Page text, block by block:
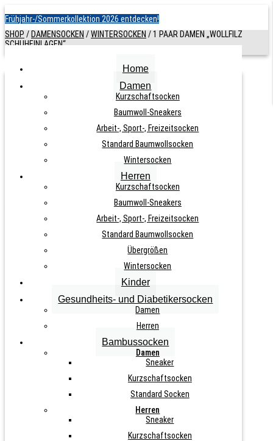
Frühjahr-/Sommerkollektion 2026 entdecken!
Home
Damen
Kurzschaftsocken
Baumwoll-Sneakers
Arbeit-, Sport-, Freizeitsocken
Standard Baumwollsocken
Wintersocken
Herren
Kurzschaftsocken
Baumwoll-Sneakers
Arbeit-, Sport-, Freizeitsocken
Standard Baumwollsocken
Übergrößen
Wintersocken
Kinder
Gesundheits- und Diabetikersocken
Damen
Herren
Bambussocken
Damen
Sneaker
Kurzschaftsocken
Standard Socken
Herren
Sneaker
Kurzschaftsocken
SHOP / DAMENSOCKEN /WINTERSOCKEN /1 PAAR DAMEN „WOLLFILZ
SCHUHEINLAGEN“
1 PAAR DAMEN „WOLLFILZ
SCHUHEINLAGEN“
SCHUHEINLAGEN
4,90 5,50€
Versandkosten
Zurücksetzen
IN DEN WARENKORB